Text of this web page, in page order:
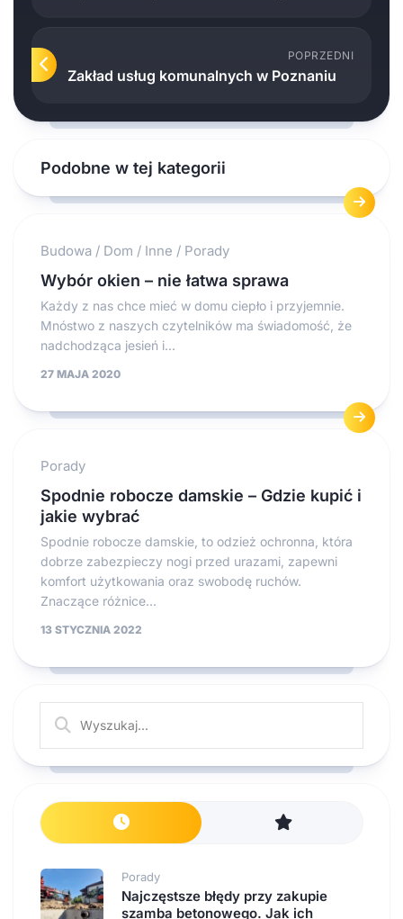
POPRZEDNI
Zakład usług komunalnych w Poznaniu
Podobne w tej kategorii
Budowa / Dom / Inne / Porady
Wybór okien – nie łatwa sprawa
Każdy z nas chce mieć w domu ciepło i przyjemnie.
Mnóstwo z naszych czytelników ma świadomość, że
nadchodząca jesień i...
27 MAJA 2020
Porady
Spodnie robocze damskie – Gdzie kupić i
jakie wybrać
Spodnie robocze damskie, to odzież ochronna, która
dobrze zabezpieczy nogi przed urazami, zapewni
komfort użytkowania oraz swobodę ruchów.
Znaczące różnice...
13 STYCZNIA 2022
Porady
Najczęstsze błędy przy zakupie
szamba betonowego. Jak ich